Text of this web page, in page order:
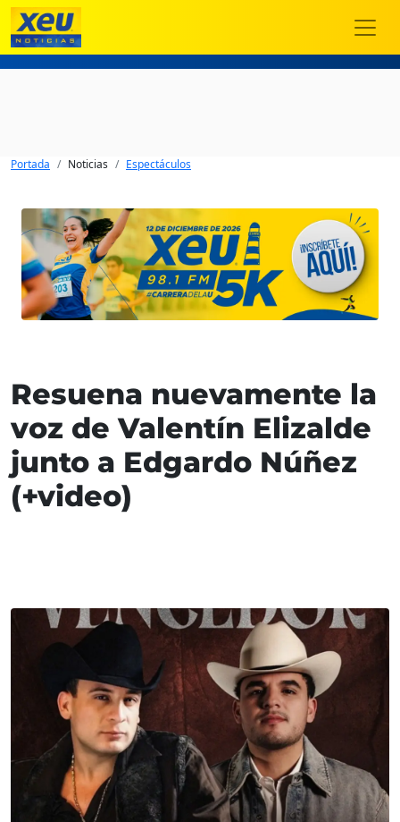
Portada Noticias Espectáculos
Resuena nuevamente la
voz de Valentín Elizalde
junto a Edgardo Núñez
(+video)